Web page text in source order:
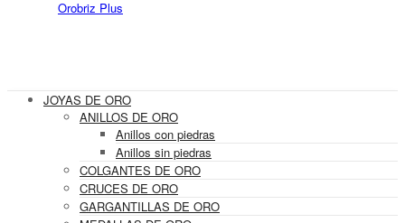
JOYAS DE ORO
ANILLOS DE ORO
Anillos con piedras
Anillos sin piedras
COLGANTES DE ORO
CRUCES DE ORO
GARGANTILLAS DE ORO